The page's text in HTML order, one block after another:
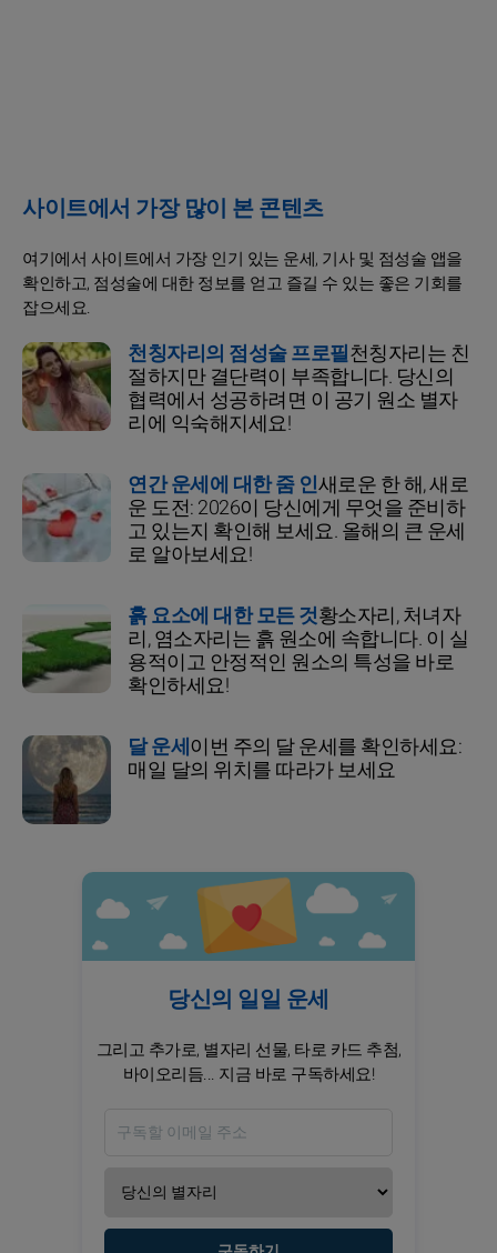
사이트에서 가장 많이 본 콘텐츠
여기에서 사이트에서 가장 인기 있는 운세, 기사 및 점성술 앱을
확인하고, 점성술에 대한 정보를 얻고 즐길 수 있는 좋은 기회를
잡으세요.
천칭자리의 점성술 프로필천칭자리는 친
절하지만 결단력이 부족합니다. 당신의
협력에서 성공하려면 이 공기 원소 별자
리에 익숙해지세요!
연간 운세에 대한 줌 인새로운 한 해, 새로
운 도전: 2026이 당신에게 무엇을 준비하
고 있는지 확인해 보세요. 올해의 큰 운세
로 알아보세요!
흙 요소에 대한 모든 것황소자리, 처녀자
리, 염소자리는 흙 원소에 속합니다. 이 실
용적이고 안정적인 원소의 특성을 바로
확인하세요!
달 운세이번 주의 달 운세를 확인하세요:
매일 달의 위치를 따라가 보세요
당신의 일일 운세
그리고 추가로, 별자리 선물, 타로 카드 추첨,
바이오리듬... 지금 바로 구독하세요!